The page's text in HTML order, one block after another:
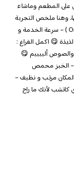
على المطعم وماشاء
وهنا ملخص التجربة
👇🏼؛ – المطعم يقدم وجبة واحدة فقط🥇 ( One Love ) – سرعة الخدمة و
😋 اكمل الفراغ :
ألييييم 😋
– الخبز محمص
مرتب و نظيف –
كاتشب لأنك ما راح